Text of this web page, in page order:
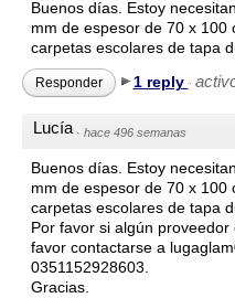
Buenos días. Estoy
mm de espesor de 70 x 100
carpetas escolares de tapa
Responder 1 reply ·
Lucía · hace 496 semanas
Buenos días. Estoy
mm de espesor de 70 x 100
carpetas escolares de tapa
Por favor si algún
favor contactarse a
0351152928603.
Gracias.